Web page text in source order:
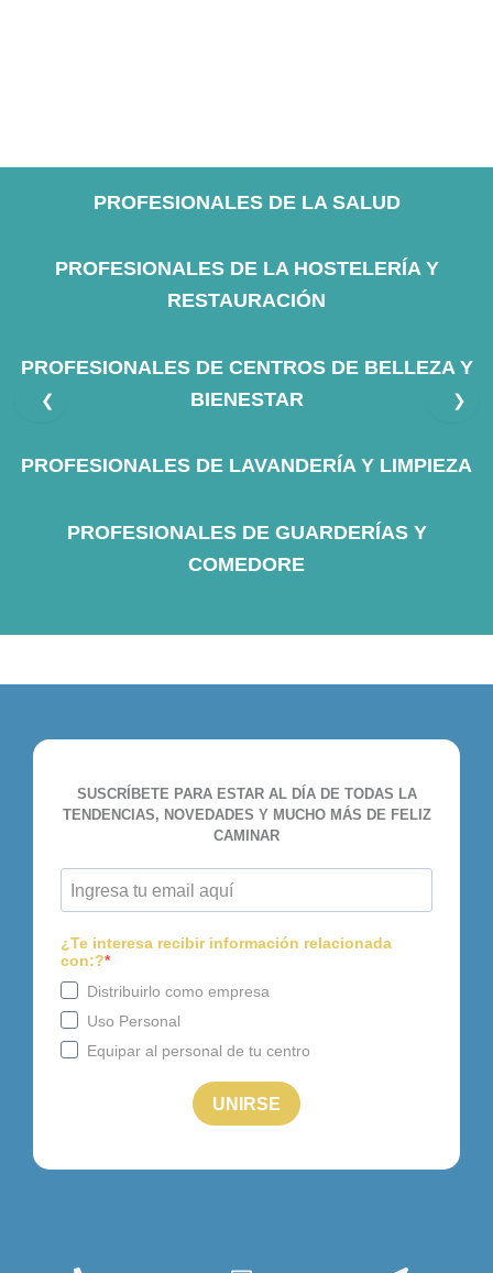
PROFESIONALES DE LA SALUD
PROFESIONALES DE LA HOSTELERÍA Y
RESTAURACIÓN
PROFESIONALES DE CENTROS DE BELLEZA Y
BIENESTAR
PROFESIONALES DE LAVANDERÍA Y LIMPIEZA
PROFESIONALES DE GUARDERÍAS Y
COMEDORE
❮ ❯